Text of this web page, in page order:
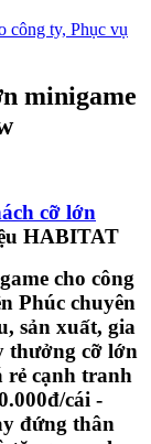
minigame
cỡ lớn
HABITAT
cho công
Phúc chuyên
sản xuất, gia
thưởng cỡ lớn
rẻ cạnh tranh
cái -
đứng thân